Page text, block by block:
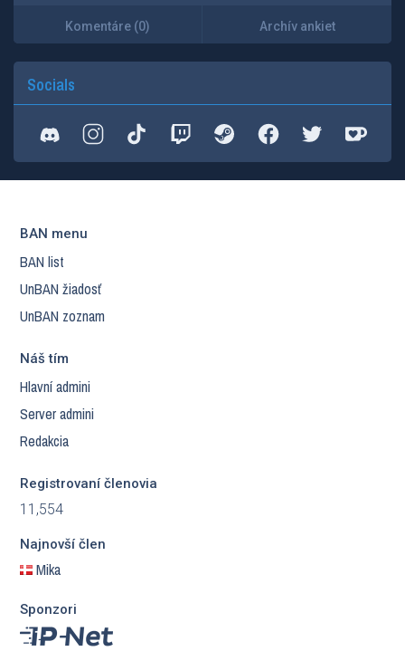
Komentáre (0) Archív ankiet
Socials
BAN menu
BAN list
UnBAN žiadosť
UnBAN zoznam
Náš tím
Hlavní admini
Server admini
Redakcia
Registrovaní členovia
11,554
Najnovší člen
Mika
Sponzori